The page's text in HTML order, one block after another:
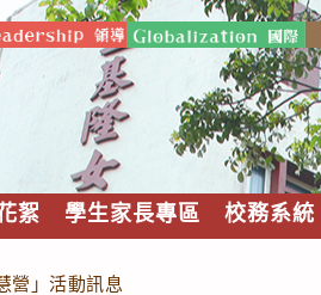
絮 學生家長專區 校務系統
營」活動訊息